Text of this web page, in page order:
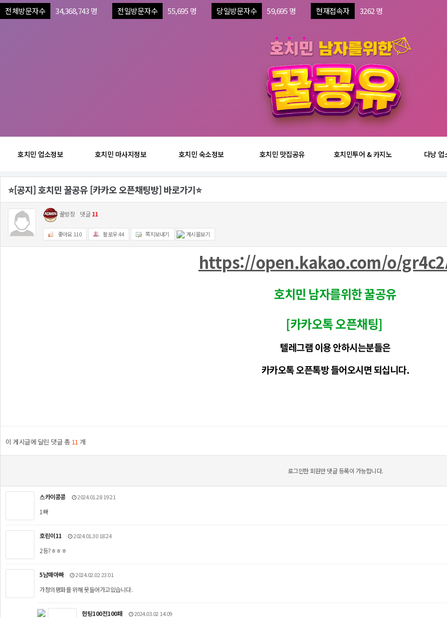
전체방문자수 34,368,743 명 전일방문자수 55,695 명 당일방문자수 59,695 명 현재접속자 3262 명
호치민 업소정보 호치민 마사지정보 호치민 숙소정보 호치민 맛집공유 호치민투어 & 카지노 다낭 업
⭐️[공지] 호치민 꿀공유 [카카오 오픈채팅방] 바로가기⭐️
꿀방장 댓글11
좋아요 110 팔로우44 쪽지보내기 게시물보기
https://open.kakao.com/o/
호치민 남자를위한 꿀공유
[카카오톡 오픈채팅]
텔레그램 이용 안하시는분들은
카카오톡 오픈톡방 들어오시면 되십니다.
이 게시글에 달린 댓글 총 11 개
로그인한 회원만 댓글 등록이 가능합니다.
스카이콩콩 2024.01.28 19:21
1빠
호린이11 2024.01.30 18:24
2등?ㅎㅎㅎ
5남매아빠 2024.02.02 23:01
가정의평화를 위해 못들어가고있습니다.
헌팅100전100패 2024.03.02 14:09